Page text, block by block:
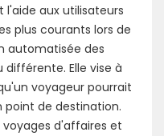
aux utilisateurs
plus courants lors de
automatisée des
Elle vise à
voyageur pourrait
de destination.
d'affaires et